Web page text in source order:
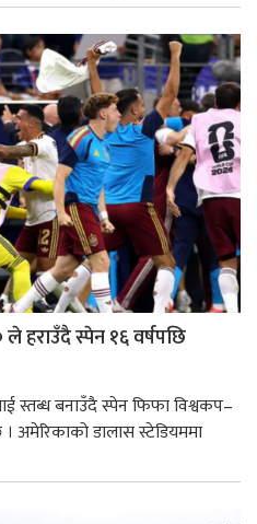
हराउँदै स्पेन १६ वर्षपछि
स्तब्ध बनाउँदै स्पेन फिफा विश्वकप–
अमेरिकाको डालास स्टेडियममा